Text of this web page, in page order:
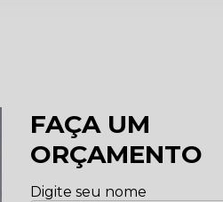
FAÇA UM
ORÇAMENTO
Digite seu nome